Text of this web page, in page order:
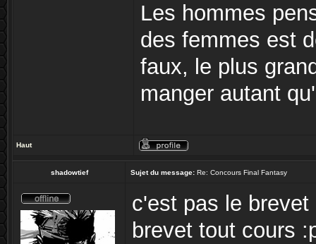
Les hommes
des femmes est
faux, le plus
manger autant
Haut
shadowtief Sujet du message: Re: Concours Final Fantasy
c'est pas le
brevet tout cours